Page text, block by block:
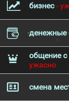
бизнес-
денежные
общение с
ужасно
смена